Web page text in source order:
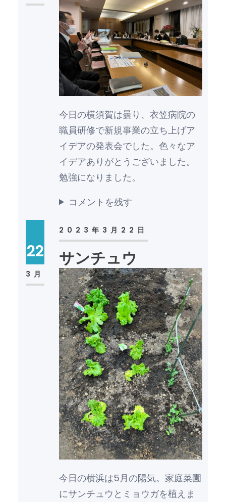
今日の横須賀は曇り、衣笠病院の
職員研修で新規事業の立ち上げア
イデアの発表会でした。色々なア
イデアありがとうございました。
勉強になりました。
コメントを残す
22
3月
2023年3月22日
サンチュウ
今日の横浜は5月の陽気。家庭菜園
にサンチュウとミョウガを植えま